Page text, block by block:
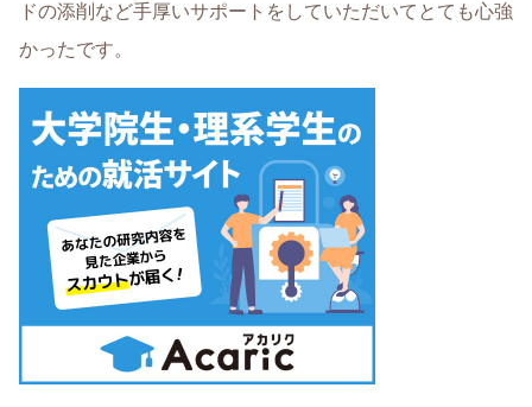
ドの添削など手厚いサポートをしていただいてとても心強
かったです。